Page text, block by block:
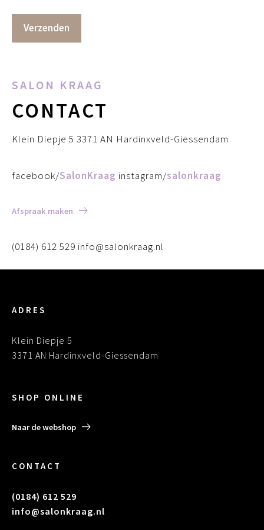
SALON KRAAG
CONTACT
Klein Diepje 5 3371 AN Hardinxveld-Giessendam
facebook/SalonKraag instagram/salonkraag
Afspraak maken
(0184) 612 529 info@salonkraag.nl
ADRES
Klein Diepje 5
3371 AN Hardinxveld-Giessendam
SHOP ONLINE
Naar de webshop
CONTACT
(0184) 612 529
info@salonkraag.nl